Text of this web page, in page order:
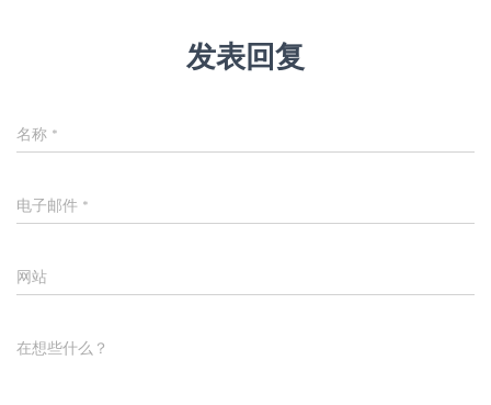
发表回复
名称 *
电子邮件 *
网站
在想些什么？